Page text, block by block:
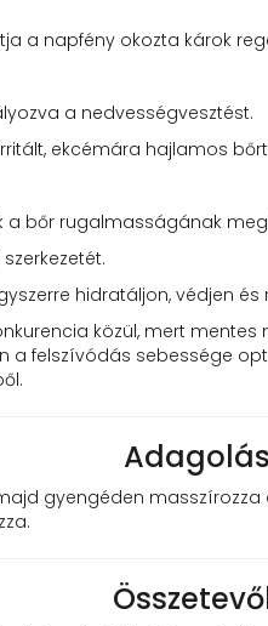
a napfény okozta károk
a nedvességvesztést.
ekcémára hajlamos
bőr rugalmasságának
hidratáljon, védjen
közül, mert
a felszívódás sebessége
Adagolás
gyengéden